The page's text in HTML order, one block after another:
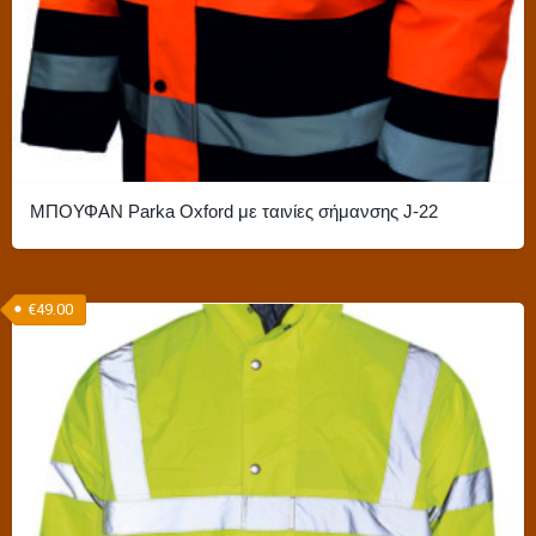
του
προϊόντος
ΜΠΟΥΦΑΝ Parka Oxford με ταινίες σήμανσης J-22
το
προϊόν
πολλαπλές
παραλλαγές.
επιλογές
μπορούν
€49.00